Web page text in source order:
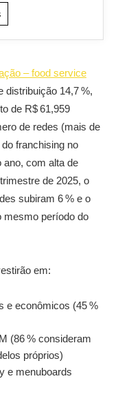
– food service
distribuição 14,7 %,
de R$ 61,959
de redes (mais de
franchising no
ano, com alta de
de 2025, o
subiram 6 % e o
mesmo período do
em:
e econômicos (45 %
(86 % consideram
próprios)
e menuboards